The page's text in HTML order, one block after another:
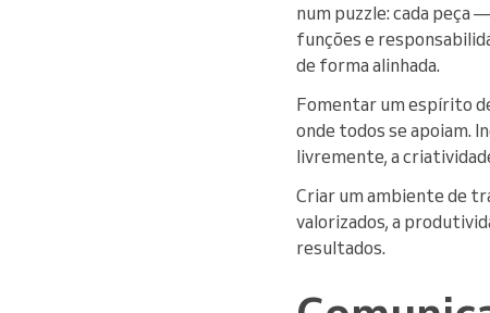
num puzzle: cada peça
funções e
de forma alinhada.
Fomentar um espírito
onde todos se apoiam.
livremente, a
Criar um ambiente de
valorizados, a
resultados.